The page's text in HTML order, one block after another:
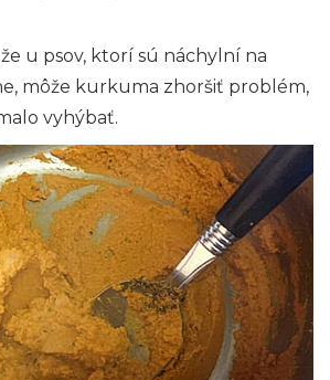
u psov, ktorí sú náchylní na
môže kurkuma zhoršiť problém,
vyhýbať.